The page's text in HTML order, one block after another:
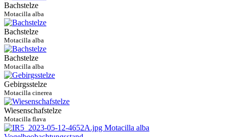
Bachstelze
Motacilla alba
Bachstelze
Motacilla alba
Bachstelze
Motacilla alba
Gebirgsstelze
Motacilla cinerea
Wiesenschafstelze
Motacilla flava